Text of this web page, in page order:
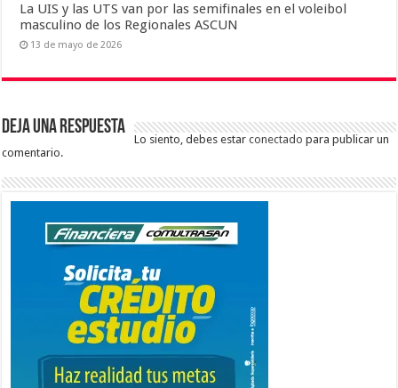
La UIS y las UTS van por las semifinales en el voleibol
masculino de los Regionales ASCUN
13 de mayo de 2026
Deja una respuesta
Lo siento, debes estarconectado para publicar un
comentario.